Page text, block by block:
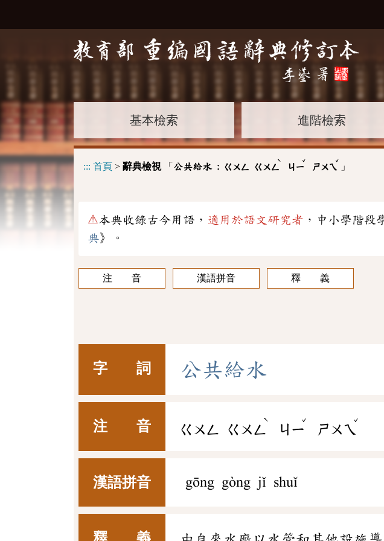
基本檢索 進階檢索
::: 首頁 > 辭典檢視「 公共給水 : ㄍㄨㄥ ㄍㄨㄥ
ˋ
ㄐㄧ
ˇ
ㄕㄨㄟ
ˇ
」
⚠本典收錄古今用語， 適用於語文研究者 ，中小學階段
典》。
注 音 漢語拼音 釋 義
字 詞 公共給水
注 音 ㄍㄨㄥ ㄍㄨㄥ
ˋ
ㄐㄧ
ˇ
ㄕㄨㄟ
ˇ
漢語拼音 gōng gòng jǐ shuǐ